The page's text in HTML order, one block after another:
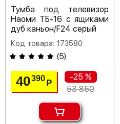
Тумба под телевизор
Наоми ТБ-16 с ящиками
дуб каньон/F24 серый
Код товара: 173580
(5)
40390 Р
-25 %
53 850